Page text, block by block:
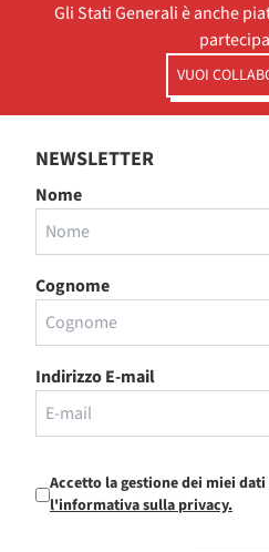
Gli Stati Generali è anche
VUOI
NEWSLETTER
Nome
Cognome
Indirizzo E-mail
Accetto la gestione dei miei
l'informativa sulla privacy.